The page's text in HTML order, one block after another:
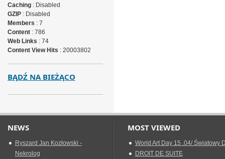
Caching: Disabled
GZIP: Disabled
Members : 7
Content: 786
Web Links : 74
Content View Hits : 20003802
BĄDŹ NA BIEŻĄCO
NEWS
Ryszard Jan Kozłowski -
Nekrolog
MOST VIEWED
World Art Day 15 .04/ Światowy
DROIT DE SUITE